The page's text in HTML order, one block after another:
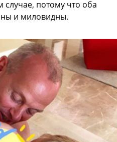
потому что оба
и миловидны.